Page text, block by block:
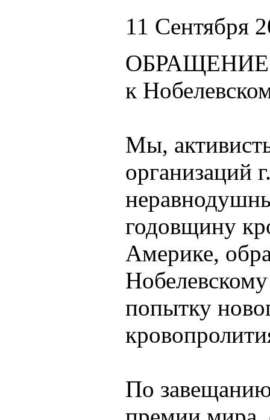
11 Сентября
ОБРАЩЕНИЕ
к
Мы,
организаций
годовщину
Америке,
попытку
По